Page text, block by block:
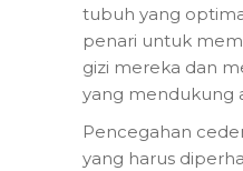
tubuh yang
penari untuk
gizi mereka dan
yang mendukung
Pencegahan
yang harus